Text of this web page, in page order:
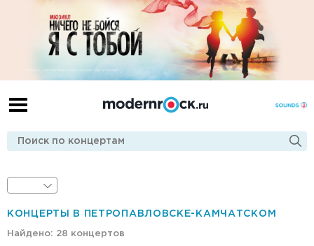
КОНЦЕРТЫ В ПЕТРОПАВЛОВСКЕ-КАМЧАТСКОМ
Найдено: 28 концертов